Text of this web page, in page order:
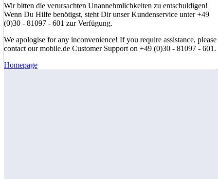
Wir bitten die verursachten Unannehmlichkeiten zu entschuldigen!
Wenn Du Hilfe benötigst, steht Dir unser Kundenservice unter +49
(0)30 - 81097 - 601 zur Verfügung.
We apologise for any inconvenience! If you require assistance, please
contact our mobile.de Customer Support on +49 (0)30 - 81097 - 601.
Homepage